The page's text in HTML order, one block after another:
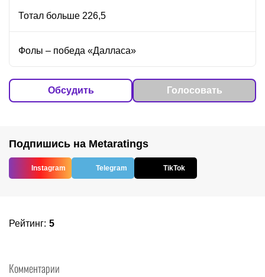
Тотал больше 226,5
Фолы – победа «Далласа»
Обсудить Голосовать
Подпишись на Metaratings
Instagram Telegram TikTok
Рейтинг: 5
Комментарии